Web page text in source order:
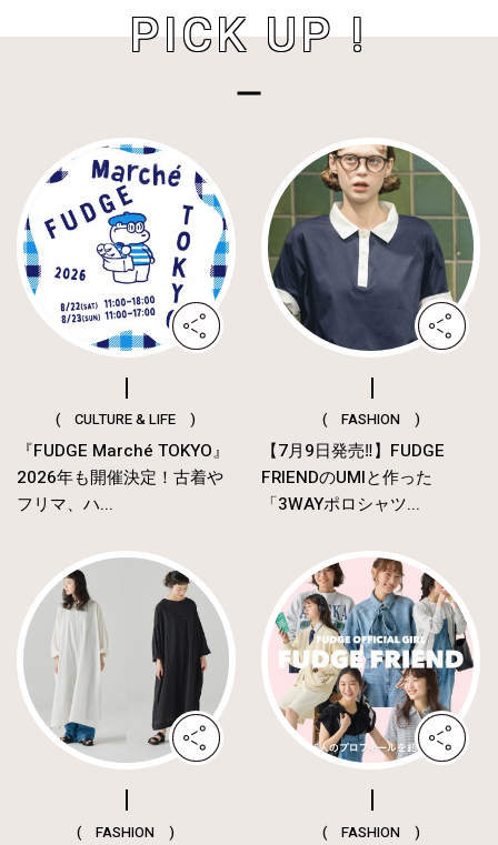
PICK UP !
( CULTURE & LIFE )
『FUDGE Marché TOKYO』
2026年も開催決定！古着や
フリマ、ハ...
( FASHION )
【7月9日発売‼︎】FUDGE
FRIENDのUMIと作った
「3WAYポロシャツ...
( FASHION ) ( FASHION )